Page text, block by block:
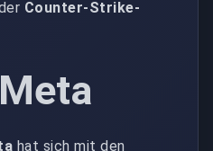
Counter-Strike-
hat sich mit den